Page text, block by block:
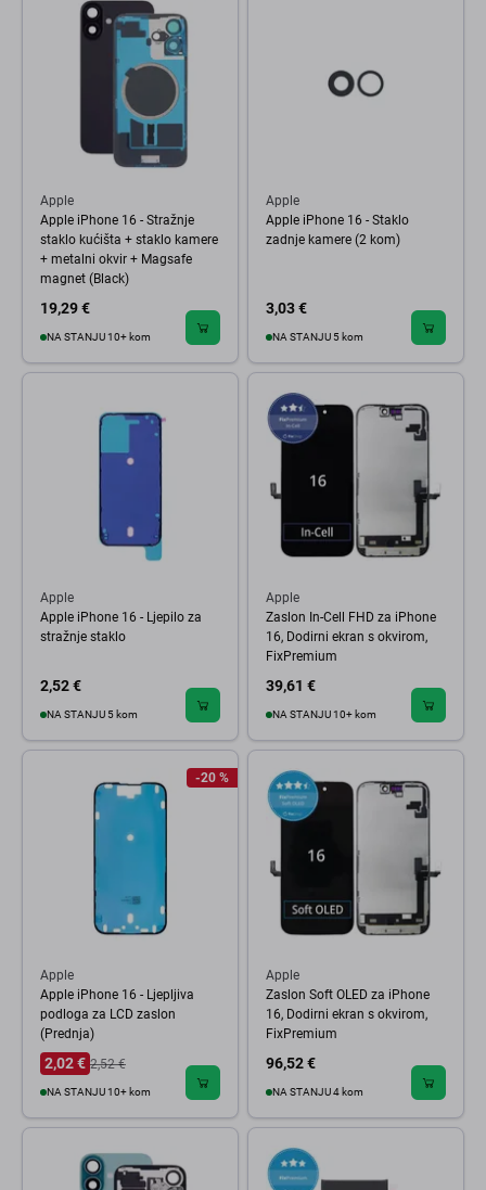
Apple
Apple iPhone 16 - Stražnje
staklo kućišta + staklo kamere
+ metalni okvir + Magsafe
magnet (Black)
19,29 €
NA STANJU 10+ kom
Apple
Apple iPhone 16 - Staklo
zadnje kamere (2 kom)
3,03 €
NA STANJU 5 kom
Apple
Apple iPhone 16 - Ljepilo za
stražnje staklo
2,52 €
NA STANJU 5 kom
Apple
Zaslon In-Cell FHD za iPhone
16, Dodirni ekran s okvirom,
FixPremium
39,61 €
NA STANJU 10+ kom
-20 %
Apple
Apple iPhone 16 - Ljepljiva
podloga za LCD zaslon
(Prednja)
2,02 € 2,52 €
NA STANJU 10+ kom
Apple
Zaslon Soft OLED za iPhone
16, Dodirni ekran s okvirom,
FixPremium
96,52 €
NA STANJU 4 kom